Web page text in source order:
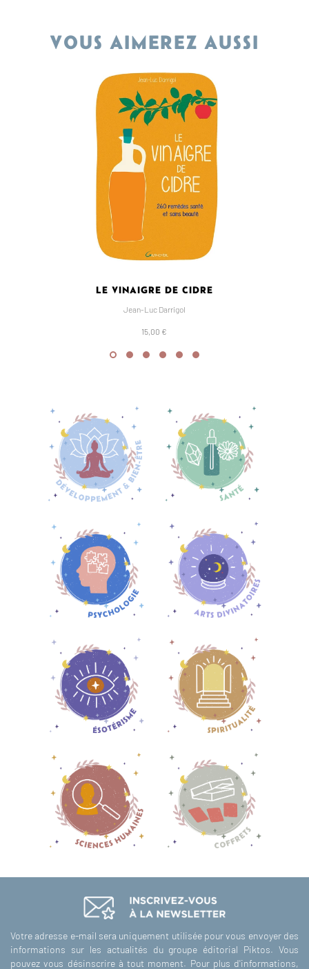
VOUS AIMEREZ AUSSI
LE VINAIGRE DE CIDRE
Jean-Luc Darrigol
15,00 €
Votre adresse e-mail sera uniquement utilisée pour vous envoyer des
informations sur les actualités du groupe éditorial Piktos. Vous
pouvez vous désinscrire à tout moment. Pour plus d'informations,